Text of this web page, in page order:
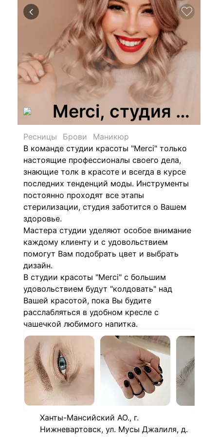
Merci, студия
Ресницы Брови
Маникюр
В команде студии красоты "Merci" только
настоящие профессионалы своего дела,
знающие толк в красоте и всегда в курсе
последних тенденций моды. Инструменты
постоянно проходят все этапы
стерилизации, студия заботится о Вашем
здоровье.
Мастера студии уделяют особое внимание
каждому клиенту и с удовольствием
помогут Вам подобрать цвет и выбрать
дизайн.
В студии красоты "Merci" с большим
удовольствием будут "колдовать" над
Вашей красотой, пока Вы будите
расслабляться в удобном кресле с
чашечкой любимого напитка.
Ханты-Мансийский АО., г.
Нижневартовск, ул. Мусы Джалиля, д.